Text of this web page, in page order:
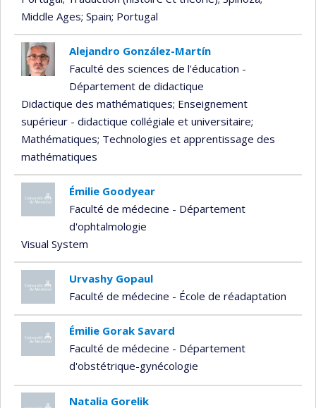
Middle Ages; Spain; Portugal
Alejandro González-Martín
Faculté des sciences de l'éducation -
Département de didactique
Didactique des mathématiques; Enseignement
supérieur - didactique collégiale et universitaire;
Mathématiques; Technologies et apprentissage des
mathématiques
Émilie Goodyear
Faculté de médecine - Département
d'ophtalmologie
Visual System
Urvashy Gopaul
Faculté de médecine - École de réadaptation
Émilie Gorak Savard
Faculté de médecine - Département
d'obstétrique-gynécologie
Natalia Gorelik